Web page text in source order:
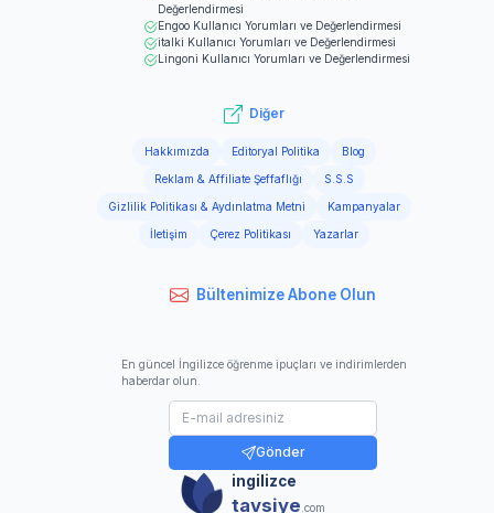
Değerlendirmesi
Engoo Kullanıcı Yorumları ve Değerlendirmesi
italki Kullanıcı Yorumları ve Değerlendirmesi
Lingoni Kullanıcı Yorumları ve Değerlendirmesi
Diğer
Hakkımızda Editoryal Politika Blog
Reklam & Affiliate Şeffaflığı S.S.S
Gizlilik Politikası & Aydınlatma Metni Kampanyalar
İletişim Çerez Politikası Yazarlar
Bültenimize Abone Olun
En güncel İngilizce öğrenme ipuçları ve indirimlerden
haberdar olun.
Gönder
ingilizce
tavsiye .com